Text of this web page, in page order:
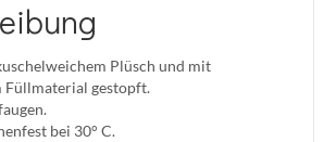
Plüsch und mit
Füllmaterial gestopft.
bei 30° C.